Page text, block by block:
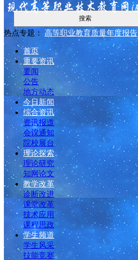
搜索
热点专题： 高等职业教育质量年度报告
首页
重要资讯
要闻
公告
地方动态
今日新闻
综合资讯
资讯报道
会议通知
院校展台
理论探索
理论研究
知网论文
教学改革
诊断改进
课堂改革
技术应用
课程思政
学生频道
学生风采
技能竞赛